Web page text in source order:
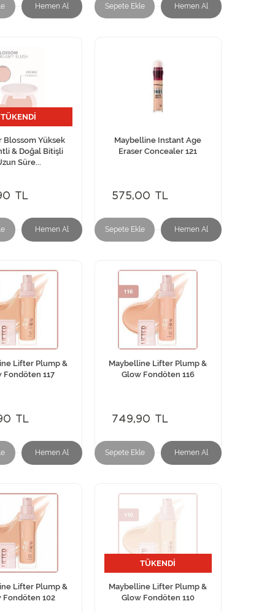
Hemen Al Sepete Ekle Hemen Al
Hemen Al
TÜKENDİ
Blossom Yüksek
& Doğal Bitişli
Süre...
TL
Sepete Ekle Hemen Al
Maybelline Instant Age
Eraser Concealer 121
575,00 TL
Hemen Al
Lifter Plump &
Fondöten 117
TL
Sepete Ekle Hemen Al
Maybelline Lifter Plump &
Glow Fondöten 116
749,90 TL
Lifter Plump &
Fondöten 102
TÜKENDİ
Maybelline Lifter Plump &
Glow Fondöten 110